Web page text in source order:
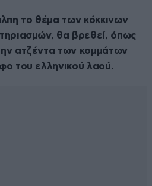
το θέμα των κόκκινων
θα βρεθεί, όπως
ατζέντα των κομμάτων
του ελληνικού λαού.